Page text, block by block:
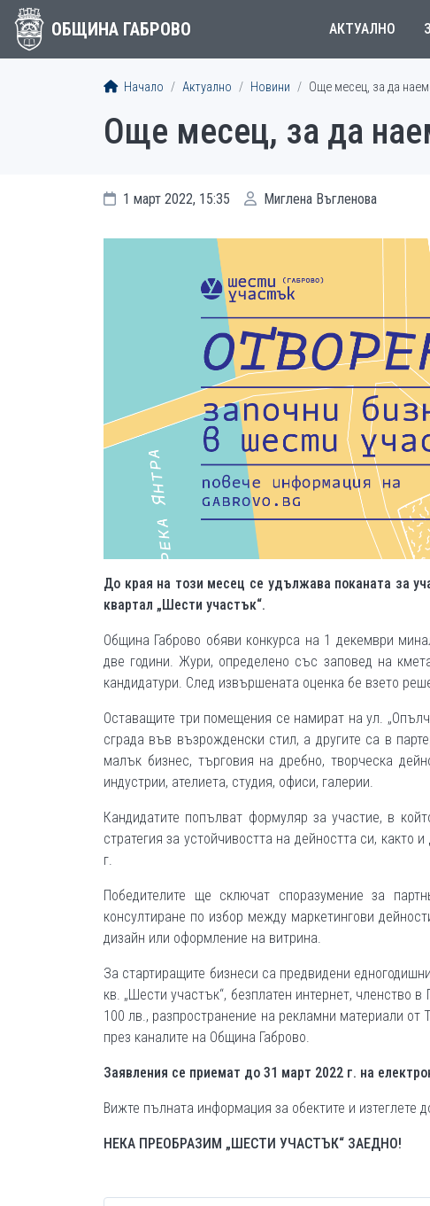
ОБЩИНА ГАБРОВО АКТУАЛНО
Начало Актуално Новини Още месец, за да
Още месец, за да
1 март 2022, 15:35 Миглена Въгленова
До края на този месец се удължава поканата за
квартал „Шести участък“.
Община Габрово обяви конкурса на 1 декември
две години. Жури, определено със заповед на
кандидатури. След извършената оценка бе взето
Оставащите три помещения се намират на ул.
сграда във възрожденски стил, а другите са в
малък бизнес, търговия на дребно, творческа
индустрии, ателиета, студия, офиси, галерии.
Кандидатите попълват формуляр за участие, в
стратегия за устойчивостта на дейността си,
г.
Победителите ще сключат споразумение за
консултиране по избор между маркетингови
дизайн или оформление на витрина.
За стартиращите бизнеси са предвидени
кв. „Шести участък“, безплатен интернет, членство
100 лв., разпространение на рекламни материали
през каналите на Община Габрово.
Заявления се приемат до 31 март 2022 г. на
Вижте пълната информация за обектите и изтеглете
НЕКА ПРЕОБРАЗИМ „ШЕСТИ УЧАСТЪК“ ЗАЕДНО!